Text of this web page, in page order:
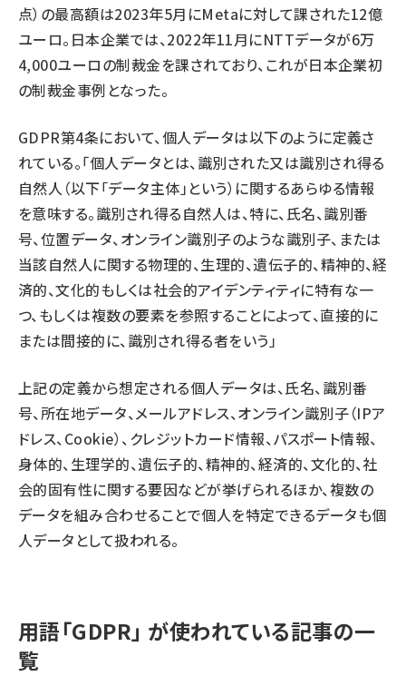
点）の最高額は2023年5月にMetaに対して課された12億
ユーロ。日本企業では、2022年11月にNTTデータが6万
4,000ユーロの制裁金を課されており、これが日本企業初
の制裁金事例となった。
GDPR第4条において、個人データは以下のように定義さ
れている。「個人データとは、識別された又は識別され得る
自然人（以下「データ主体」という）に関するあらゆる情報
を意味する。識別され得る自然人は、特に、氏名、識別番
号、位置データ、オンライン識別子のような識別子、または
当該自然人に関する物理的、生理的、遺伝子的、精神的、経
済的、文化的もしくは社会的アイデンティティに特有な一
つ、もしくは複数の要素を参照することによって、直接的に
または間接的に、識別され得る者をいう」
上記の定義から想定される個人データは、氏名、識別番
号、所在地データ、メールアドレス、オンライン識別子（IPア
ドレス、Cookie）、クレジットカード情報、パスポート情報、
身体的、生理学的、遺伝子的、精神的、経済的、文化的、社
会的固有性に関する要因などが挙げられるほか、複数の
データを組み合わせることで個人を特定できるデータも個
人データとして扱われる。
用語「GDPR」 が使われている記事の一
覧